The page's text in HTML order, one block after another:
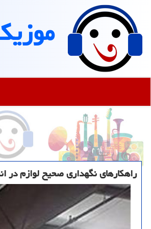
راهکارهای نگهداری صحیح لوازم در